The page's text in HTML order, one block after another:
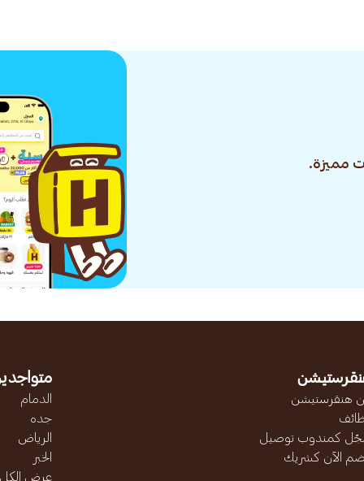
مميزة.
هنقرستيشن
كمندوب توصيل
الآن كشريك
الدمام
جده
الرياض
الخبر
عرض